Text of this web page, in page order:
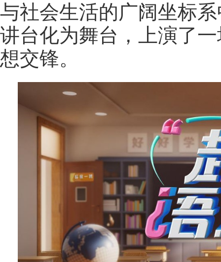
与社会生活的广阔坐标
讲台化为舞台，上演了
想交锋。